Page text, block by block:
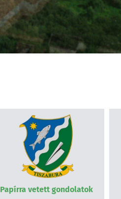
Papírra vetett gondolatok